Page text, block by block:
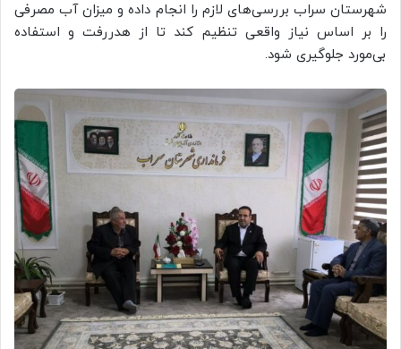
شهرستان سراب بررسی‌های لازم را انجام داده و میزان آب مصرفی
را بر اساس نیاز واقعی تنظیم کند تا از هدررفت و استفاده
بی‌مورد جلوگیری شود.